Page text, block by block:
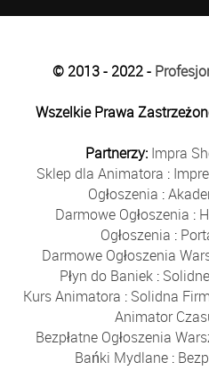
© 2013 - 2022 -
Wszelkie Prawa
Partnerzy: Impra
Sklep dla Animatora :
Ogłoszenia :
Darmowe Ogłoszenia :
Ogłoszenia :
Darmowe Ogłoszenia
Płyn do Baniek:
Kurs Animatora : Solidna
Animator
Bezpłatne Ogłoszenia
Bańki Mydlane: